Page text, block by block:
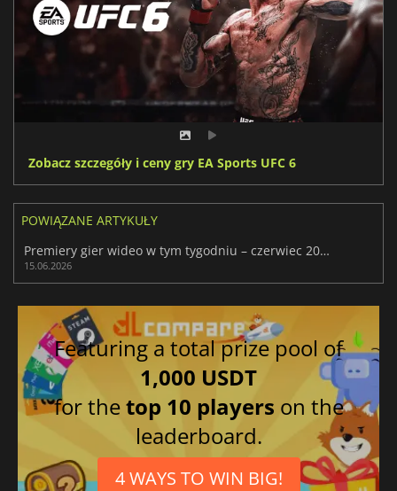
Zobacz szczegóły i ceny gry EA Sports UFC 6
POWIĄZANE ARTYKUŁY
Premiery gier wideo w tym tygodniu – czerwiec 2026 r. (25. tydzień)
15.06.2026
Featuring a total prize pool of
1,000 USDT
for thetop 10 players on the
leaderboard.
4 WAYS TO WIN BIG!